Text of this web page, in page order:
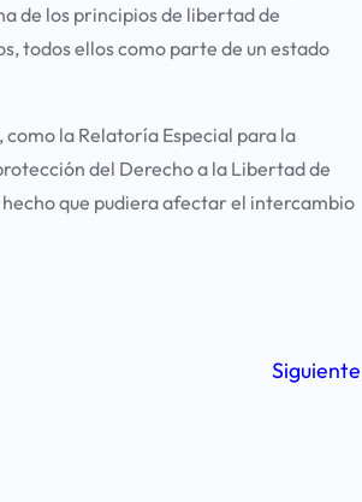
de los principios de libertad de
todos ellos como parte de un estado
la Relatoría Especial para la
del Derecho a la Libertad de
que pudiera afectar el intercambio
Siguiente